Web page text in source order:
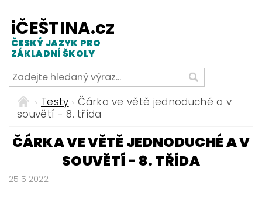
iČEŠTINA.cz
ČESKÝ JAZYK PRO
ZÁKLADNÍ ŠKOLY
Testy
Čárka ve větě jednoduché a v
souvětí - 8. třída
ČÁRKA VE VĚTĚ JEDNODUCHÉ A V
SOUVĚTÍ - 8. TŘÍDA
25.5.2022